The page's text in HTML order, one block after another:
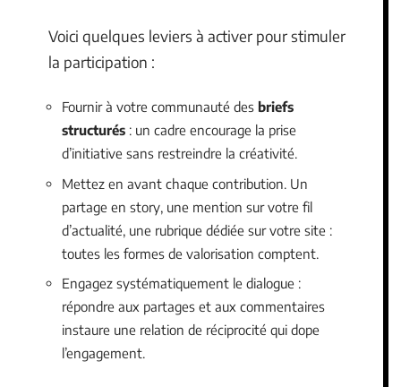
Voici quelques leviers à activer pour stimuler
la participation :
Fournir à votre communauté des briefs
structurés : un cadre encourage la prise
d’initiative sans restreindre la créativité.
Mettez en avant chaque contribution. Un
partage en story, une mention sur votre fil
d’actualité, une rubrique dédiée sur votre site :
toutes les formes de valorisation comptent.
Engagez systématiquement le dialogue :
répondre aux partages et aux commentaires
instaure une relation de réciprocité qui dope
l’engagement.